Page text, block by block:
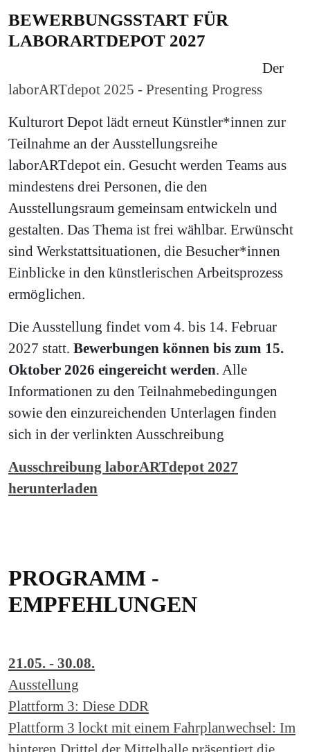
BEWERBUNGSSTART FÜR
LABORARTDEPOT 2027
laborARTdepot 2025 - Presenting Progress
Der
Kulturort Depot lädt erneut Künstler*innen zur
Teilnahme an der Ausstellungsreihe
laborARTdepot ein. Gesucht werden Teams aus
mindestens drei Personen, die den
Ausstellungsraum gemeinsam entwickeln und
gestalten. Das Thema ist frei wählbar. Erwünscht
sind Werkstattsituationen, die Besucher*innen
Einblicke in den künstlerischen Arbeitsprozess
ermöglichen.
Die Ausstellung findet vom 4. bis 14. Februar
2027 statt. Bewerbungen können bis zum 15.
Oktober 2026 eingereicht werden. Alle
Informationen zu den Teilnahmebedingungen
sowie den einzureichenden Unterlagen finden
sich in der verlinkten Ausschreibung
Ausschreibung laborARTdepot 2027
herunterladen
PROGRAMM -
EMPFEHLUNGEN
21.05. - 30.08.
Ausstellung
Plattform 3: Diese DDR
Plattform 3 lockt mit einem Fahrplanwechsel: Im